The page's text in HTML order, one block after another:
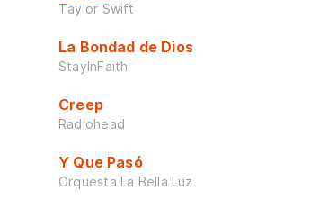
Taylor Swift
La Bondad de Dios
StayInFaith
Creep
Radiohead
Y Que Pasó
Orquesta La Bella Luz